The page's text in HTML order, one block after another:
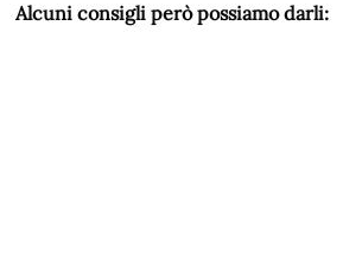
Alcuni consigli però possiamo darli: